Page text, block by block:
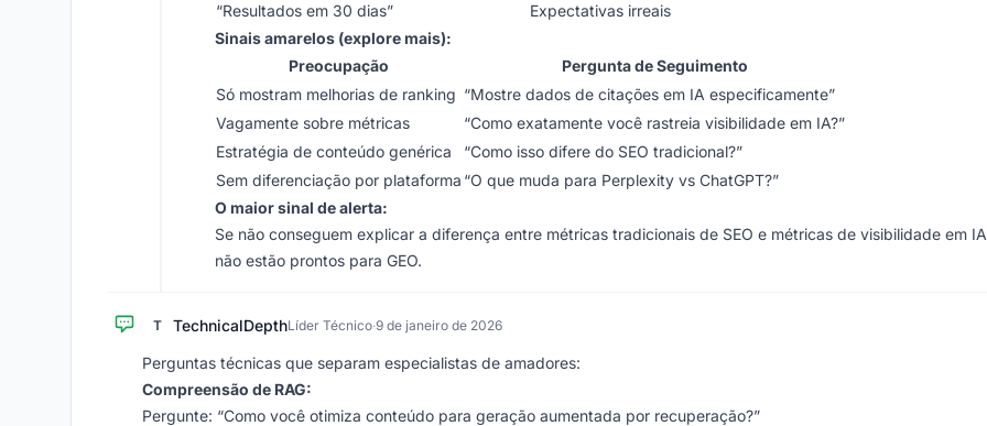
“Resultados em 30 dias”
Expectativas irreais
Sinais amarelos (explore mais):
Preocupação
Pergunta de Seguimento
Só mostram melhorias de ranking “Mostre dados de citações em IA especificamente”
Vagamente sobre métricas
“Como exatamente você rastreia visibilidade em IA?”
Estratégia de conteúdo genérica
“Como isso difere do SEO tradicional?”
Sem diferenciação por plataforma “O que muda para Perplexity vs ChatGPT?”
O maior sinal de alerta:
Se não conseguem explicar a diferença entre métricas tradicionais de SEO e métricas de visibilidade em
não estão prontos para GEO.
T TechnicalDepthLíder Técnico·9 de janeiro de 2026
Perguntas técnicas que separam especialistas de amadores:
Compreensão de RAG:
Pergunte: “Como você otimiza conteúdo para geração aumentada por recuperação?”